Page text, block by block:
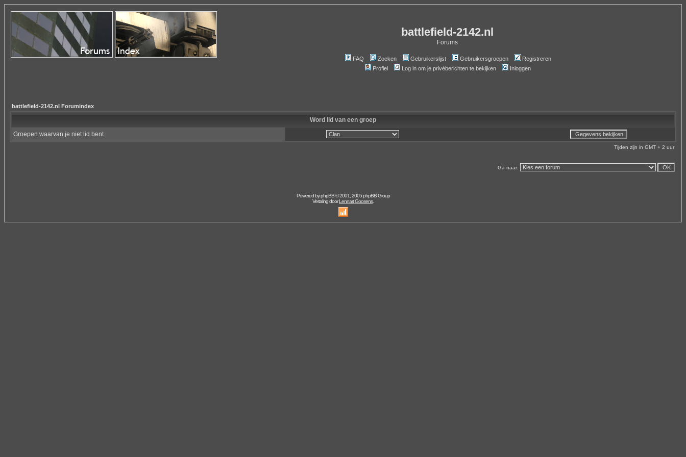
battlefield-2142.nl
Forums
FAQ Zoeken Gebruikerslijst Gebruikersgroepen
Registreren
Profiel
Log in om je privéberichten te bekijken Inloggen
battlefield-2142.nl Forumindex
Word lid van een groep
Groepen waarvan je niet lid bent
Tijden zijn in GMT + 2 uur
Ga naar:
Powered byphpBB© 2001, 2005 phpBB Group
Vertaling doorLennart Goosens.